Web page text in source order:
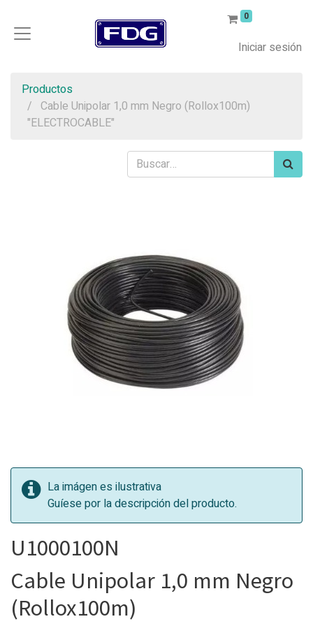
0
Iniciar sesión
Productos
Cable Unipolar 1,0 mm Negro (Rollox100m)
"ELECTROCABLE"
La imágen es ilustrativa
Guíese por la descripción del producto.
U1000100N
Cable Unipolar 1,0 mm Negro
(Rollox100m)